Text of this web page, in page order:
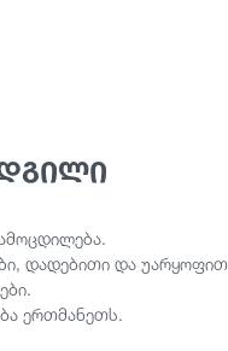
დადებითი და
ერთმანეთს.